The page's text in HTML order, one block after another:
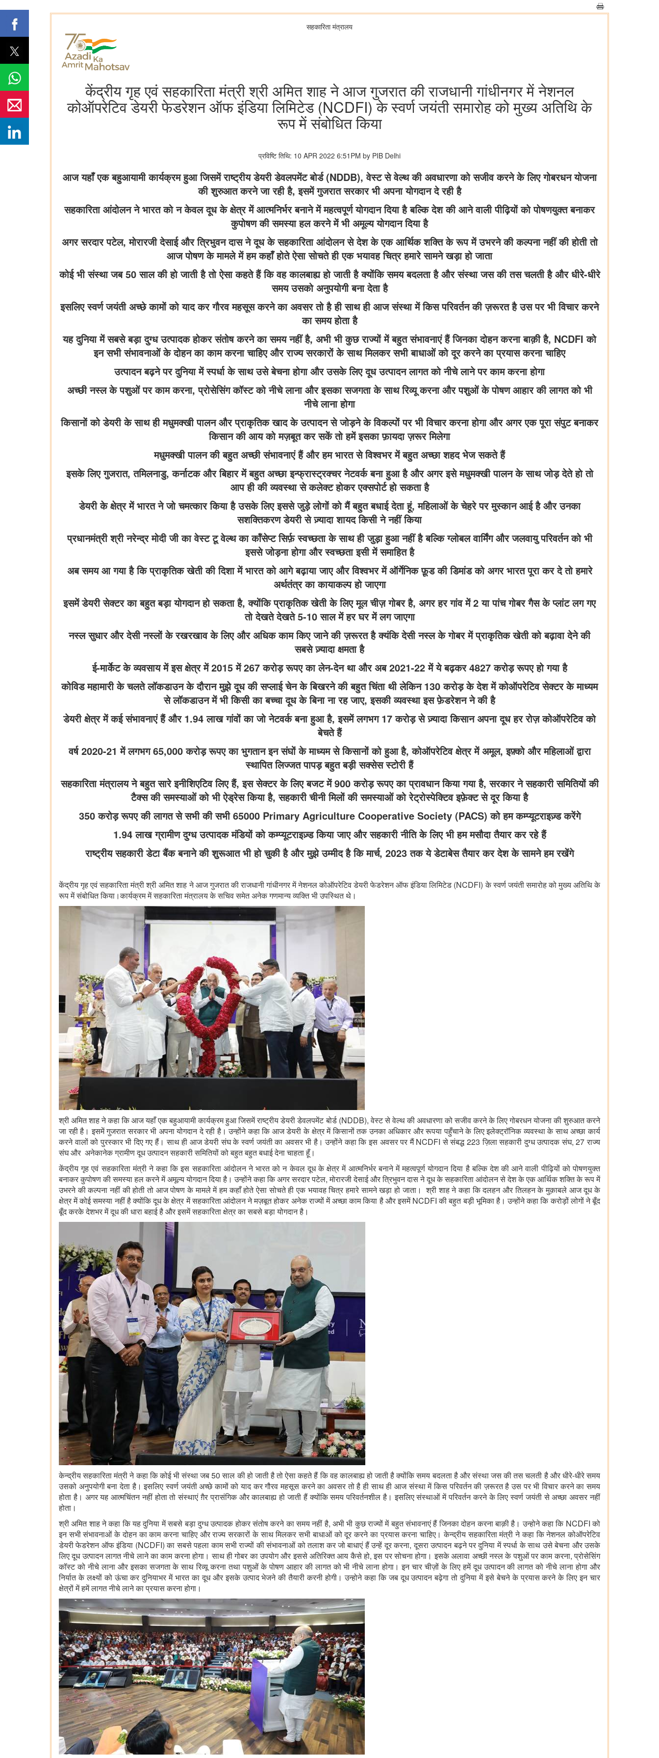
सहकारिता मंत्रालय
केंद्रीय गृह एवं सहकारिता मंत्री श्री अमित शाह ने आज गुजरात की राजधानी गांधीनगर में नेशनल
कोऑपरेटिव डेयरी फेडरेशन ऑफ इंडिया लिमिटेड (NCDFI) के स्वर्ण जयंती समारोह को मुख्य अतिथि के
रूप में संबोधित किया
प्रविष्टि तिथि: 10 APR 2022 6:51PM by PIB Delhi
आज यहाँ एक बहुआयामी कार्यक्रम हुआ जिसमें राष्ट्रीय डेयरी डेवलपमेंट बोर्ड (NDDB), वेस्ट से वेल्थ की अवधारणा को सजीव करने के लिए गोबरधन योजना
की शुरुआत करने जा रही है, इसमें गुजरात सरकार भी अपना योगदान दे रही है
सहकारिता आंदोलन ने भारत को न केवल दूध के क्षेत्र में आत्मनिर्भर बनाने में महत्वपूर्ण योगदान दिया है बल्कि देश की आने वाली पीढ़ियों को पोषणयुक्त बनाकर
कुपोषण की समस्या हल करने में भी अमूल्य योगदान दिया है
अगर सरदार पटेल, मोरारजी देसाई और त्रिभुवन दास ने दूध के सहकारिता आंदोलन से देश के एक आर्थिक शक्ति के रूप में उभरने की कल्पना नहीं की होती तो
आज पोषण के मामले में हम कहाँ होते ऐसा सोचते ही एक भयावह चित्र हमारे सामने खड़ा हो जाता
कोई भी संस्था जब 50 साल की हो जाती है तो ऐसा कहते हैं कि वह कालबाह्य हो जाती है क्योंकि समय बदलता है और संस्था जस की तस चलती है और धीरे-धीरे
समय उसको अनुपयोगी बना देता है
इसलिए स्वर्ण जयंती अच्छे कामों को याद कर गौरव महसूस करने का अवसर तो है ही साथ ही आज संस्था में किस परिवर्तन की ज़रूरत है उस पर भी विचार करने
का समय होता है
यह दुनिया में सबसे बड़ा दुग्ध उत्पादक होकर संतोष करने का समय नहीं है, अभी भी कुछ राज्यों में बहुत संभावनाएं हैं जिनका दोहन करना बाक़ी है, NCDFI को
इन सभी संभावनाओं के दोहन का काम करना चाहिए और राज्य सरकारों के साथ मिलकर सभी बाधाओं को दूर करने का प्रयास करना चाहिए
उत्पादन बढ़ने पर दुनिया में स्पर्धा के साथ उसे बेचना होगा और उसके लिए दूध उत्पादन लागत को नीचे लाने पर काम करना होगा
अच्छी नस्ल के पशुओं पर काम करना, प्रोसेसिंग कॉस्ट को नीचे लाना और इसका सजगता के साथ रिव्यू करना और पशुओं के पोषण आहार की लागत को भी
नीचे लाना होगा
किसानों को डेयरी के साथ ही मधुमक्खी पालन और प्राकृतिक खाद के उत्पादन से जोड़ने के विकल्पों पर भी विचार करना होगा और अगर एक पूरा संपुट बनाकर
किसान की आय को मज़बूत कर सकें तो हमें इसका फ़ायदा ज़रूर मिलेगा
मधुमक्खी पालन की बहुत अच्छी संभावनाएं हैं और हम भारत से विश्वभर में बहुत अच्छा शहद भेज सकते हैं
इसके लिए गुजरात, तमिलनाडु, कर्नाटक और बिहार में बहुत अच्छा इन्फ्रास्ट्रक्चर नेटवर्क बना हुआ है और अगर इसे मधुमक्खी पालन के साथ जोड़ देते हो तो
आप ही की व्यवस्था से कलेक्ट होकर एक्सपोर्ट हो सकता है
डेयरी के क्षेत्र में भारत ने जो चमत्कार किया है उसके लिए इससे जुड़े लोगों को मैं बहुत बधाई देता हूं, महिलाओं के चेहरे पर मुस्कान आई है और उनका
सशक्तिकरण डेयरी से ज़्यादा शायद किसी ने नहीं किया
प्रधानमंत्री श्री नरेन्द्र मोदी जी का वेस्ट टू वेल्थ का कॉंसेप्ट सिर्फ़ स्वच्छता के साथ ही जुड़ा हुआ नहीं है बल्कि ग्लोबल वार्मिंग और जलवायु परिवर्तन को भी
इससे जोड़ना होगा और स्वच्छता इसी में समाहित है
अब समय आ गया है कि प्राकृतिक खेती की दिशा में भारत को आगे बढ़ाया जाए और विश्वभर में ऑर्गेनिक फ़ूड की डिमांड को अगर भारत पूरा कर दे तो हमारे
अर्थतंत्र का कायाकल्प हो जाएगा
इसमें डेयरी सेक्टर का बहुत बड़ा योगदान हो सकता है, क्योंकि प्राकृतिक खेती के लिए मूल चीज़ गोबर है, अगर हर गांव में 2 या पांच गोबर गैस के प्लांट लग गए
तो देखते देखते 5-10 साल में हर घर में लग जाएगा
नस्ल सुधार और देसी नस्लों के रखरखाव के लिए और अधिक काम किए जाने की ज़रूरत है क्यंकि देसी नस्ल के गोबर में प्राकृतिक खेती को बढ़ावा देने की
सबसे ज़्यादा क्षमता है
ई-मार्केट के व्यवसाय में इस क्षेत्र में 2015 में 267 करोड़ रूपए का लेन-देन था और अब 2021-22 में ये बढ़कर 4827 करोड़ रूपए हो गया है
कोविड महामारी के चलते लॉकडाउन के दौरान मुझे दूध की सप्लाई चेन के बिखरने की बहुत चिंता थी लेकिन 130 करोड़ के देश में कोऑपरेटिव सेक्टर के माध्यम
से लॉकडाउन में भी किसी का बच्चा दूध के बिना ना रह जाए, इसकी व्यवस्था इस फ़ेडरेशन ने की है
डेयरी क्षेत्र में कई संभावनाएं हैं और 1.94 लाख गांवों का जो नेटवर्क बना हुआ है, इसमें लगभग 17 करोड़ से ज़्यादा किसान अपना दूध हर रोज़ कोऑपरेटिव को
बेचते हैं
वर्ष 2020-21 में लगभग 65,000 करोड़ रूपए का भुगतान इन संघों के माध्यम से किसानों को हुआ है, कोऑपरेटिव क्षेत्र में अमूल, इफ़्को और महिलाओं द्वारा
स्थापित लिज्जत पापड़ बहुत बड़ी सक्सेस स्टोरी हैं
सहकारिता मंत्रालय ने बहुत सारे इनीशिएटिव लिए हैं, इस सेक्टर के लिए बजट में 900 करोड़ रूपए का प्रावधान किया गया है, सरकार ने सहकारी समितियों की
टैक्स की समस्याओं को भी ऐड्रेस किया है, सहकारी चीनी मिलों की समस्याओं को रेट्रोस्पेक्टिव इफ़ेक्ट से दूर किया है
350 करोड़ रूपए की लागत से सभी की सभी 65000 Primary Agriculture Cooperative Society (PACS) को हम कम्प्यूटराइज़्ड करेंगे
1.94 लाख ग्रामीण दुग्ध उत्पादक मंडियों को कम्प्यूटराइज़्ड किया जाए और सहकारी नीति के लिए भी हम मसौदा तैयार कर रहे हैं
राष्ट्रीय सहकारी डेटा बैंक बनाने की शुरूआत भी हो चुकी है और मुझे उम्मीद है कि मार्च, 2023 तक ये डेटाबेस तैयार कर देश के सामने हम रखेंगे
केंद्रीय गृह एवं सहकारिता मंत्री श्री अमित शाह ने आज गुजरात की राजधानी गांधीनगर में नेशनल कोऑपरेटिव डेयरी फेडरेशन ऑफ इंडिया लिमिटेड (NCDFI) के स्वर्ण जयंती समारोह को मुख्य अतिथि के
रूप में संबोधित किया।कार्यक्रम में सहकारिता मंत्रालय के सचिव समेत अनेक गणमान्य व्यक्ति भी उपस्थित थे।
श्री अमित शाह ने कहा कि आज यहाँ एक बहुआयामी कार्यक्रम हुआ जिसमें राष्ट्रीय डेयरी डेवलपमेंट बोर्ड (NDDB), वेस्ट से वेल्थ की अवधारणा को सजीव करने के लिए गोबरधन योजना की शुरुआत करने
जा रही है। इसमें गुजरात सरकार भी अपना योगदान दे रही है। उन्होंने कहा कि आज डेयरी के क्षेत्र में किसानों तक उनका अधिकार और रूपया पहुँचाने के लिए इलेक्ट्रॉनिक व्यवस्था के साथ अच्छा कार्य
करने वालों को पुरस्कार भी दिए गए हैं। साथ ही आज डेयरी संघ के स्वर्ण जयंती का अवसर भी है। उन्होंने कहा कि इस अवसर पर मैं NCDFI से संबद्ध 223 ज़िला सहकारी दुग्ध उत्पादक संघ, 27 राज्य
संघ और अनेकानेक ग्रामीण दूध उत्पादन सहकारी समितियों को बहुत बहुत बधाई देना चाहता हूँ।
केंद्रीय गृह एवं सहकारिता मंत्री ने कहा कि इस सहकारिता आंदोलन ने भारत को न केवल दूध के क्षेत्र में आत्मनिर्भर बनाने में महत्वपूर्ण योगदान दिया है बल्कि देश की आने वाली पीढ़ियों को पोषणयुक्त
बनाकर कुपोषण की समस्या हल करने में अमूल्य योगदान दिया है। उन्होंने कहा कि अगर सरदार पटेल, मोरारजी देसाई और त्रिभुवन दास ने दूध के सहकारिता आंदोलन से देश के एक आर्थिक शक्ति के रूप में
उभरने की कल्पना नहीं की होती तो आज पोषण के मामले में हम कहाँ होते ऐसा सोचते ही एक भयावह चित्र हमारे सामने खड़ा हो जाता। श्री शाह ने कहा कि दलहन और तिलहन के मुक़ाबले आज दूध के
क्षेत्र में कोई समस्या नहीं है क्योंकि दूध के क्षेत्र में सहकारिता आंदोलन ने मज़बूत होकर अनेक राज्यों में अच्छा काम किया है और इसमें NCDFI की बहुत बड़ी भूमिका है। उन्होंने कहा कि करोड़ों लोगों ने बूँद
बूँद करके देशभर में दूध की धारा बहाई है और इसमें सहकारिता क्षेत्र का सबसे बड़ा योगदान है।
केन्द्रीय सहकारिता मंत्री ने कहा कि कोई भी संस्था जब 50 साल की हो जाती है तो ऐसा कहते हैं कि वह कालबाह्य हो जाती है क्योंकि समय बदलता है और संस्था जस की तस चलती है और धीरे-धीरे समय
उसको अनुपयोगी बना देता है। इसलिए स्वर्ण जयंती अच्छे कामों को याद कर गौरव महसूस करने का अवसर तो है ही साथ ही आज संस्था में किस परिवर्तन की ज़रूरत है उस पर भी विचार करने का समय
होता है। अगर यह आत्मचिंतन नहीं होता तो संस्थाएं ग़ैर प्रासंगिक और कालबाह्य हो जाती हैं क्योंकि समय परिवर्तनशील है। इसलिए संस्थाओं में परिवर्तन करने के लिए स्वर्ण जयंती से अच्छा अवसर नहीं
होता।
श्री अमित शाह ने कहा कि यह दुनिया में सबसे बड़ा दुग्ध उत्पादक होकर संतोष करने का समय नहीं है, अभी भी कुछ राज्यों में बहुत संभावनाएं हैं जिनका दोहन करना बाक़ी है। उन्होने कहा कि NCDFI को
इन सभी संभावनाओं के दोहन का काम करना चाहिए और राज्य सरकारों के साथ मिलकर सभी बाधाओं को दूर करने का प्रयास करना चाहिए। केन्द्रीय सहकारिता मंत्री ने कहा कि नेशनल कोऑपरेटिव
डेयरी फेडरेशन ऑफ इंडिया (NCDFI) का सबसे पहला काम सभी राज्यों की संभावनाओं को तलाश कर जो बाधाएं हैं उन्हें दूर करना, दूसरा उत्पादन बढ़ने पर दुनिया में स्पर्धा के साथ उसे बेचना और उसके
लिए दूध उत्पादन लागत नीचे लाने का काम करना होगा। साथ ही गोबर का उपयोग और इससे अतिरिक्त आय कैसे हो, इस पर सोचना होगा। इसके अलावा अच्छी नस्ल के पशुओं पर काम करना, प्रोसेसिंग
कॉस्ट को नीचे लाना और इसका सजगता के साथ रिव्यू करना तथा पशुओं के पोषण आहार की लागत को भी नीचे लाना होगा। इन चार चीज़ों के लिए हमें दूध उत्पादन की लागत को नीचे लाना होगा और
निर्यात के लक्ष्यों को ऊंचा कर दुनियाभर में भारत का दूध और इसके उत्पाद भेजने की तैयारी करनी होगी। उन्होने कहा कि जब दूध उत्पादन बढ़ेगा तो दुनिया में इसे बेचने के प्रयास करने के लिए इन चार
क्षेत्रों में हमें लागत नीचे लाने का प्रयास करना होगा।